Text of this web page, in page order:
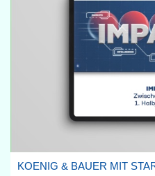
KOENIG & BAUER MIT